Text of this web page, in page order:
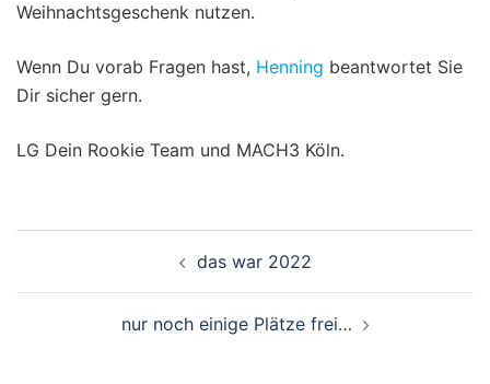
Weihnachtsgeschenk nutzen.
Wenn Du vorab Fragen hast, Henning beantwortet Sie
Dir sicher gern.
LG Dein Rookie Team und MACH3 Köln.
das war 2022
nur noch einige Plätze frei…